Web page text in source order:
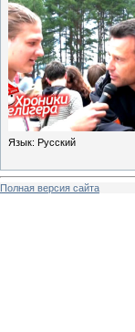
Язык: Русский
Полная версия сайта